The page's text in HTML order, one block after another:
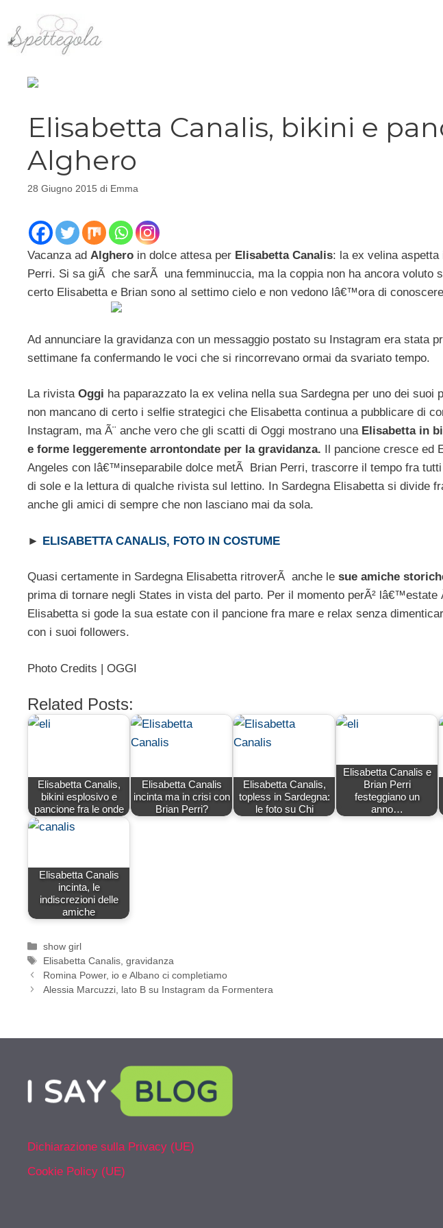
contenuto
Elisabetta Canalis, bikini e
Alghero
28 Giugno 2015 di Emma
Vacanza ad Alghero in dolce attesa per Elisabetta Canalis: la ex velina
Perri. Si sa giÃ che sarÃ una femminuccia, ma la coppia non ha ancora voluto
certo Elisabetta e Brian sono al settimo cielo e non vedono lâ€™ora di
Ad annunciare la gravidanza con un messaggio postato su Instagram era stata
settimane fa confermando le voci che si rincorrevano ormai da svariato tempo.
La rivista Oggi ha paparazzato la ex velina nella sua Sardegna per uno dei suoi
non mancano di certo i selfie strategici che Elisabetta continua a pubblicare di
Instagram, ma Ã¨ anche vero che gli scatti di Oggi mostrano una Elisabetta in
e forme leggeremente arrontondate per la gravidanza. Il pancione cresce ed
Angeles con lâ€™inseparabile dolce metÃ Brian Perri, trascorre il tempo fra
di sole e la lettura di qualche rivista sul lettino. In Sardegna Elisabetta si divide
anche gli amici di sempre che non lasciano mai da sola.
► ELISABETTA CANALIS, FOTO IN COSTUME
Quasi certamente in Sardegna Elisabetta ritroverÃ anche le sue amiche
prima di tornare negli States in vista del parto. Per il momento perÃ² lâ€™estate
Elisabetta si gode la sua estate con il pancione fra mare e relax senza
con i suoi followers.
Photo Credits | OGGI
Related Posts:
Elisabetta Canalis,
bikini esplosivo e
pancione fra le onde
Elisabetta Canalis
incinta ma in crisi con
Brian Perri?
Elisabetta Canalis,
topless in Sardegna:
le foto su Chi
Elisabetta Canalis e
Brian Perri
festeggiano un
anno…
Elisabetta Canalis
incinta, le
indiscrezioni delle
amiche
Categorie
show girl
Tag
Elisabetta Canalis ,gravidanza
Romina Power, io e Albano ci completiamo
Alessia Marcuzzi, lato B su Instagram da Formentera
Dichiarazione sulla Privacy (UE)
Cookie Policy (UE)